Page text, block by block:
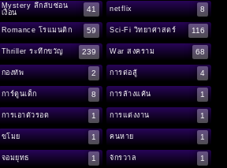
Mystery ลึกลับซ่อน
เงื่อน
41 netflix 8
Romance โรแมนติก 59 Sci-Fi วิทยาศาสตร์ 116
Thriller ระทึกขวัญ 239 War สงคราม 68
กองทัพ 2 การต่อสู้ 4
การ์ตูนเด็ก 8 การล้างแค้น 1
การเอาตัวรอด 1 การแต่งงาน 1
ขโมย 1 คนหาย 1
จอมยุทธ 1 จักรวาล 1